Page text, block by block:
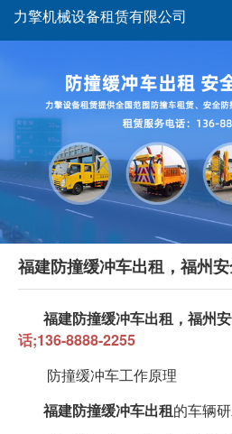
力擎机械设备租赁有限公司
福建防撞缓冲车出租，福州
福建防撞缓冲车出租，福州安
话;136-8888-2255
防撞缓冲车工作原理
福建防撞缓冲车出租的车辆